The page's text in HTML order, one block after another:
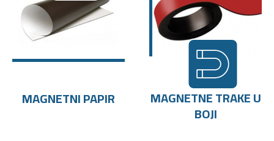
MAGNETNI PAPIR MAGNETNE TRAKE U
BOJI